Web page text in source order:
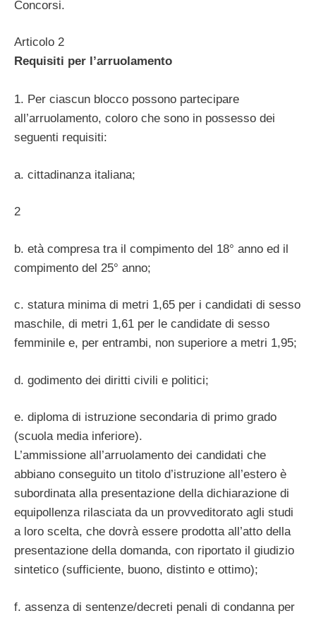
Concorsi.
Articolo 2
Requisiti per l’arruolamento
1. Per ciascun blocco possono partecipare
all’arruolamento, coloro che sono in possesso dei
seguenti requisiti:
a. cittadinanza italiana;
2
b. età compresa tra il compimento del 18° anno ed il
compimento del 25° anno;
c. statura minima di metri 1,65 per i candidati di sesso
maschile, di metri 1,61 per le candidate di sesso
femminile e, per entrambi, non superiore a metri 1,95;
d. godimento dei diritti civili e politici;
e. diploma di istruzione secondaria di primo grado
(scuola media inferiore).
L’ammissione all’arruolamento dei candidati che
abbiano conseguito un titolo d’istruzione all’estero è
subordinata alla presentazione della dichiarazione di
equipollenza rilasciata da un provveditorato agli studi
a loro scelta, che dovrà essere prodotta all’atto della
presentazione della domanda, con riportato il giudizio
sintetico (sufficiente, buono, distinto e ottimo);
f. assenza di sentenze/decreti penali di condanna per